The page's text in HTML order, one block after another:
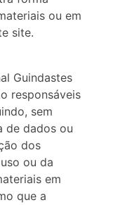
ou em
site.
Guindastes
responsáveis
sem
de dados ou
dos
ou da
em
que a